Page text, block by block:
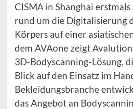
CISMA in Shanghai
rund um die Digitalisierung
Körpers auf einer
dem AVAone zeigt
3D-Bodyscanning-Lösung,
Blick auf den Einsatz im
Bekleidungsbranche
das Angebot an